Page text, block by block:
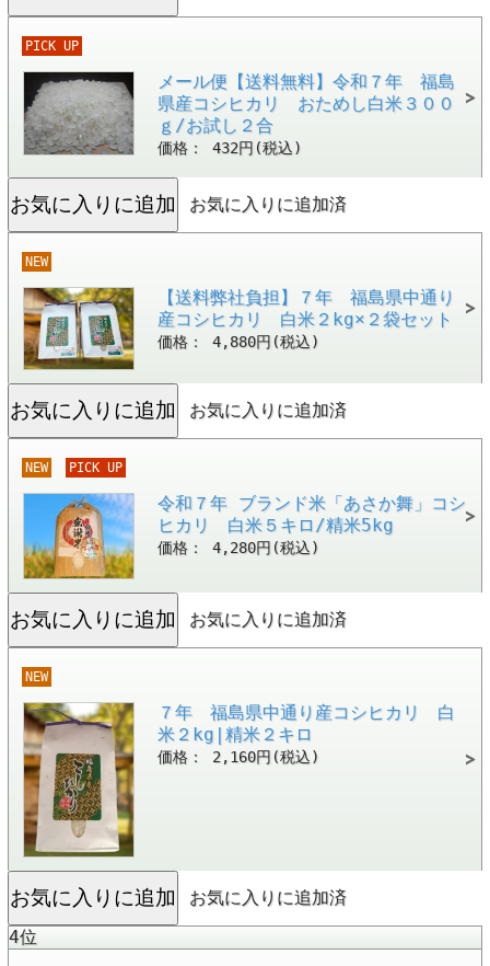
PICK UP
メール便【送料無料】令和７年 福島
県産コシヒカリ おためし白米３００
ｇ/お試し２合
価格： 432円(税込)
お気に入りに追加済
NEW
【送料弊社負担】７年 福島県中通り
産コシヒカリ 白米２kg×２袋セット
価格： 4,880円(税込)
お気に入りに追加済
NEW PICK UP
令和７年 ブランド米「あさか舞」コシ
ヒカリ 白米５キロ/精米5kg
価格： 4,280円(税込)
お気に入りに追加済
NEW
７年 福島県中通り産コシヒカリ 白
米２kg|精米２キロ
価格： 2,160円(税込)
お気に入りに追加済
4位